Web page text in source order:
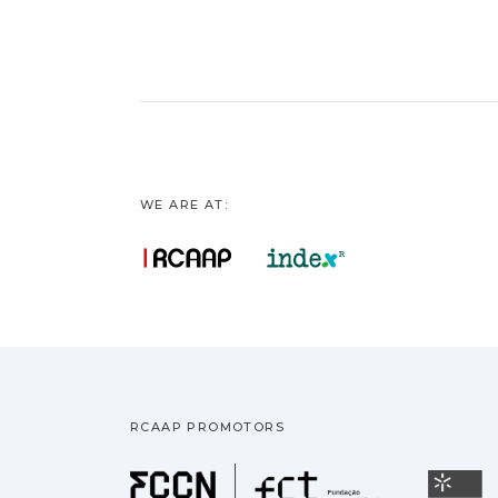
WE ARE AT:
RCAAP PROMOTORS
Fundação